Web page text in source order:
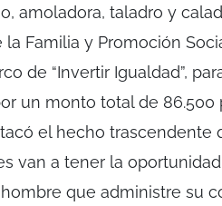
amoladora, taladro y
Familia y Promoción
de “Invertir Igualdad”,
un monto total de 86.500
el hecho trascendente
van a tener la
que administre su